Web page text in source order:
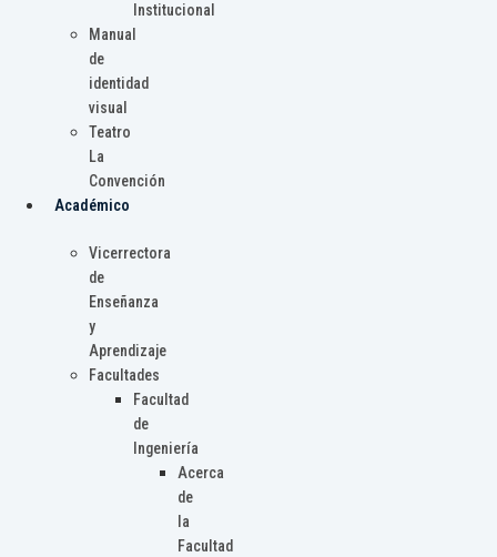
Institucional
Manual
de
identidad
visual
Teatro
La
Convención
Académico
Vicerrectora
de
Enseñanza
y
Aprendizaje
Facultades
Facultad
de
Ingeniería
Acerca
de
la
Facultad